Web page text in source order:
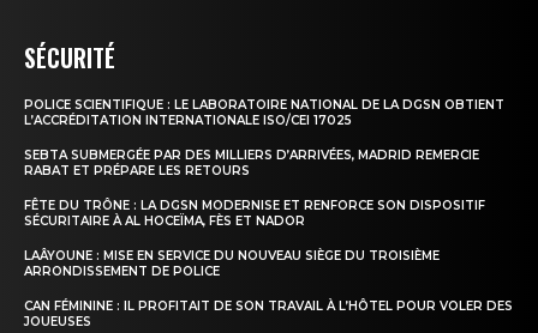
SÉCURITÉ
POLICE SCIENTIFIQUE : LE LABORATOIRE NATIONAL DE LA DGSN OBTIENT
L’ACCRÉDITATION INTERNATIONALE ISO/CEI 17025
SEBTA SUBMERGÉE PAR DES MILLIERS D’ARRIVÉES, MADRID REMERCIE
RABAT ET PRÉPARE LES RETOURS
FÊTE DU TRÔNE : LA DGSN MODERNISE ET RENFORCE SON DISPOSITIF
SÉCURITAIRE À AL HOCEÏMA, FÈS ET NADOR
LAÂYOUNE : MISE EN SERVICE DU NOUVEAU SIÈGE DU TROISIÈME
ARRONDISSEMENT DE POLICE
CAN FÉMININE : IL PROFITAIT DE SON TRAVAIL À L’HÔTEL POUR VOLER DES
JOUEUSES